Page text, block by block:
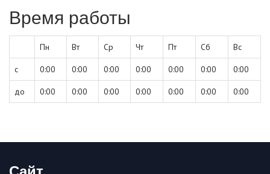
Время работы
Пн Вт Ср Чт Пт Сб Вс
с 0:00 0:00 0:00 0:00 0:00 0:00 0:00
до 0:00 0:00 0:00 0:00 0:00 0:00 0:00